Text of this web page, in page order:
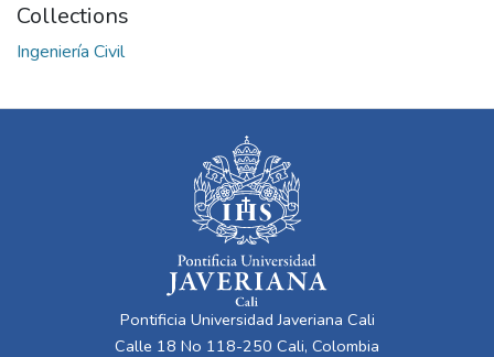
Collections
Ingeniería Civil
Pontificia Universidad Javeriana Cali
Calle 18 No 118-250 Cali, Colombia